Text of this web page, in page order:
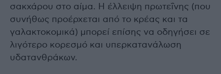
σακχάρου στο αίμα. Η έλλειψη πρωτεΐνης (που
συνήθως προέρχεται από το κρέας και τα
γαλακτοκομικά) μπορεί επίσης να οδηγήσει σε
λιγότερο κορεσμό και υπερκατανάλωση
υδατανθράκων.